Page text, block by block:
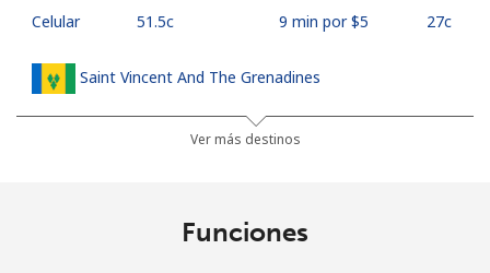
Celular ⁦51.5c⁩ 9 min por ⁦$5⁩ ⁦27c⁩
Saint Vincent And The Grenadines
11 min por ⁦$5⁩
Ver más destinos
Funciones